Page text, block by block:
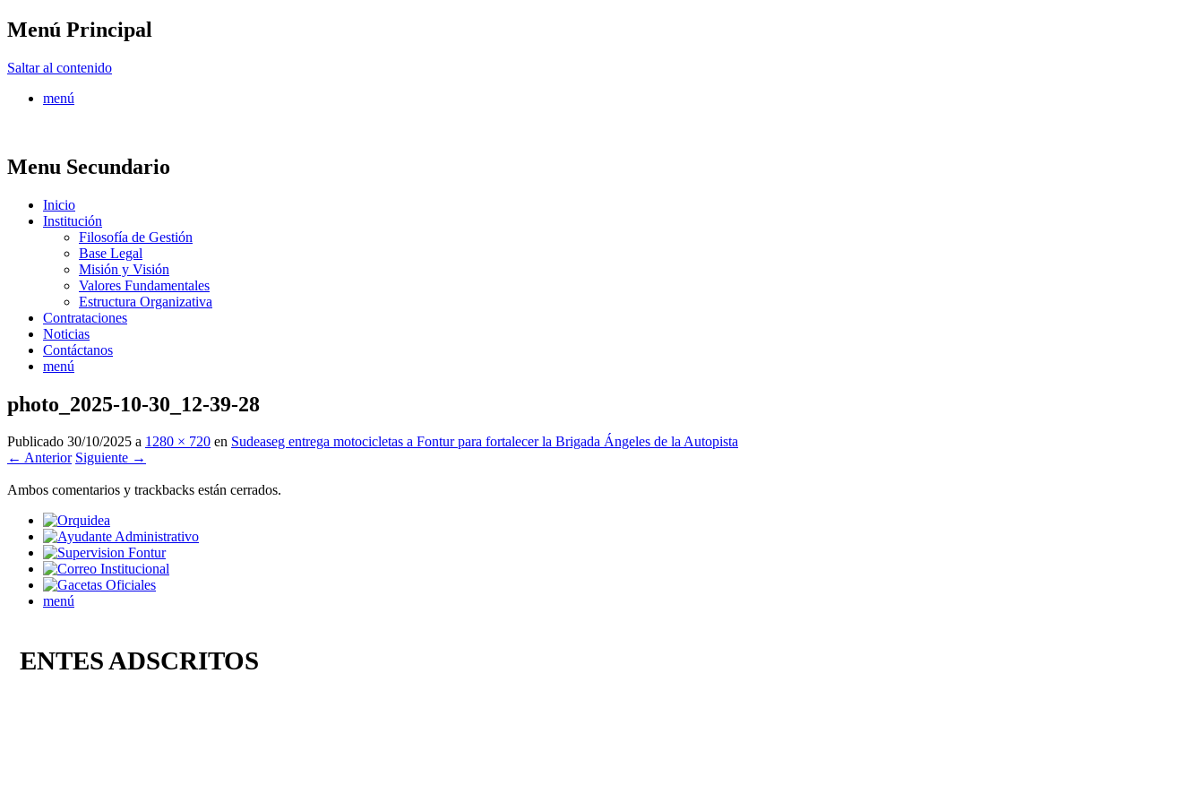
Menú Principal
Saltar al contenido
menú
Menu Secundario
Inicio
Institución
Filosofía de Gestión
Base Legal
Misión y Visión
Valores Fundamentales
Estructura Organizativa
Contrataciones
Noticias
Contáctanos
menú
photo_2025-10-30_12-39-28
Publicado 30/10/2025 a 1280 × 720 en Sudeaseg entrega motocicletas a Fontur para fortalecer la Brigada Ángeles de la Autopista
← Anterior Siguiente →
Ambos comentarios y trackbacks están cerrados.
menú
ENTES ADSCRITOS